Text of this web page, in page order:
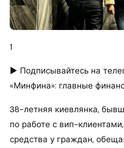
1
► Подписывайтесь на
«Минфина»: главные
38-летняя киевлянка,
по работе с вип-
средства у граждан,